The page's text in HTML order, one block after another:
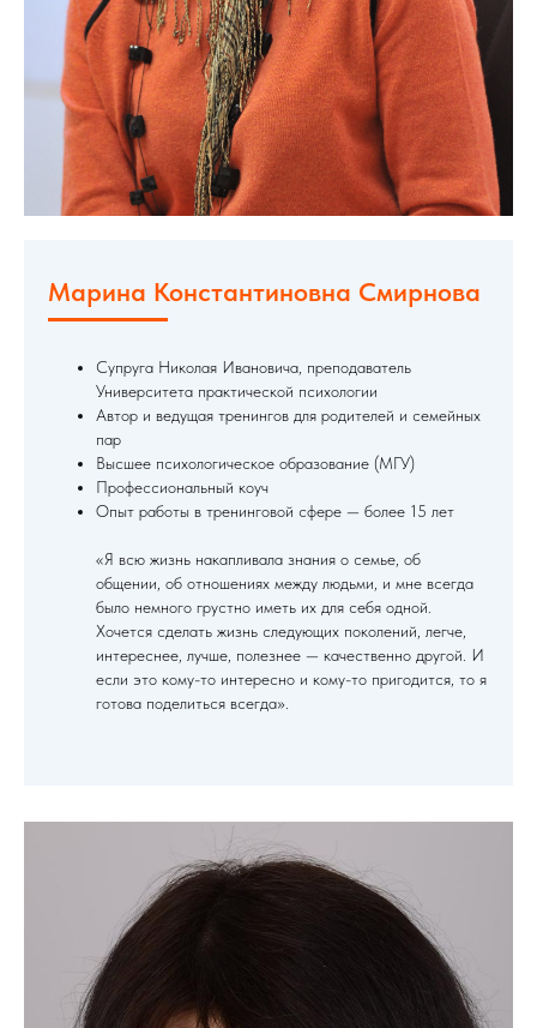
Марина Константиновна Смирнова
Супруга Николая Ивановича, преподаватель
Университета практической психологии
Автор и ведущая тренингов для родителей и семейных
пар
Высшее психологическое образование (МГУ)
Профессиональный коуч
Опыт работы в тренинговой сфере — более 15 лет
«Я всю жизнь накапливала знания о семье, об
общении, об отношениях между людьми, и мне всегда
было немного грустно иметь их для себя одной.
Хочется сделать жизнь следующих поколений, легче,
интереснее, лучше, полезнее — качественно другой. И
если это кому-то интересно и кому-то пригодится, то я
готова поделиться всегда».